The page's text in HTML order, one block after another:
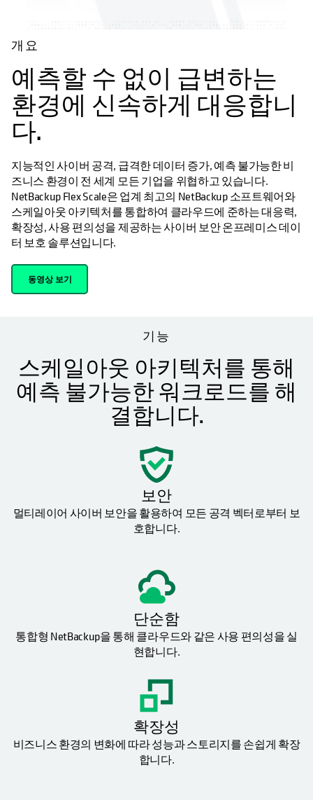
개요
예측할 수 없이 급변하는
환경에 신속하게 대응합니
다.
지능적인 사이버 공격, 급격한 데이터 증가, 예측 불가능한 비
즈니스 환경이 전 세계 모든 기업을 위협하고 있습니다.
NetBackup Flex Scale은 업계 최고의 NetBackup 소프트웨어와
스케일아웃 아키텍처를 통합하여 클라우드에 준하는 대응력,
확장성, 사용 편의성을 제공하는 사이버 보안 온프레미스 데이
터 보호 솔루션입니다.
동영상 보기
기능
스케일아웃 아키텍처를 통해
예측 불가능한 워크로드를 해
결합니다.
보안
멀티레이어 사이버 보안을 활용하여 모든 공격 벡터로부터 보
호합니다.
단순함
통합형 NetBackup을 통해 클라우드와 같은 사용 편의성을 실
현합니다.
확장성
비즈니스 환경의 변화에 따라 성능과 스토리지를 손쉽게 확장
합니다.